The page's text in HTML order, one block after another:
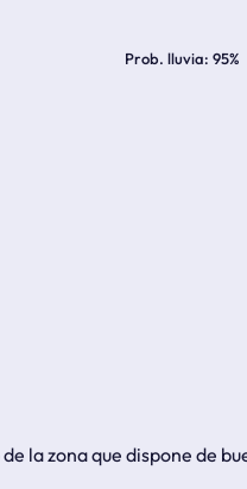
Prob. lluvia 95%
la zona que dispone de